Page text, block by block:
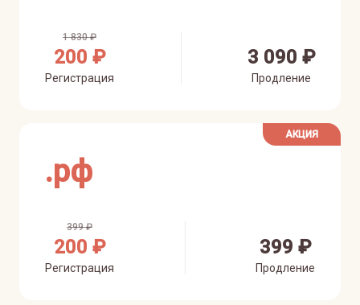
1 830 ₽
200 ₽
Регистрация
3 090 ₽
Продление
АКЦИЯ
.рф
399 ₽
200 ₽
Регистрация
399 ₽
Продление